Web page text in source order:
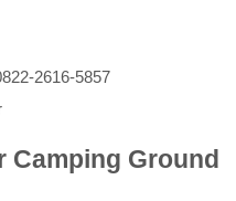
2616-5857
Camping Ground